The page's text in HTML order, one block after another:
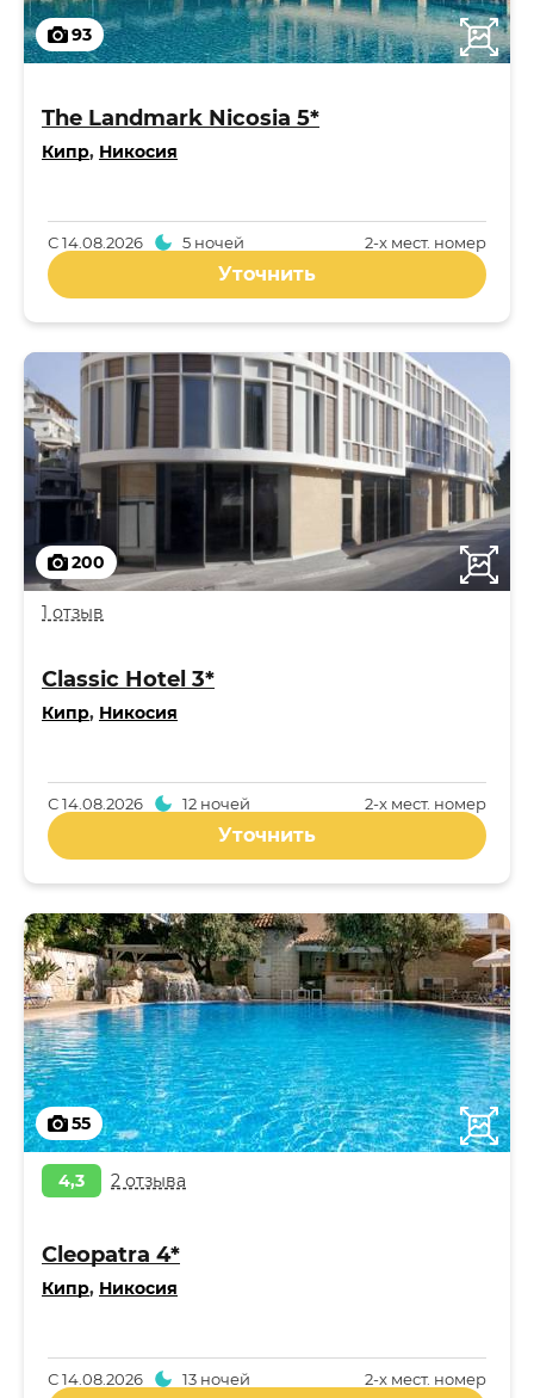
93
The Landmark Nicosia 5*
Кипр, Никосия
2-x мест. номер
С14.08.2026 5 ночей
Уточнить
200
1 отзыв
Classic Hotel 3*
Кипр, Никосия
2-x мест. номер
С14.08.2026 12 ночей
Уточнить
55
4,3 2 отзыва
Cleopatra 4*
Кипр, Никосия
2-x мест. номер
С14.08.2026 13 ночей